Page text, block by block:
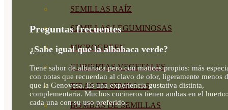
SEMILLAS RAÍZ
SEMILLAS LEGUMINOSAS
MICROGREEN
CUBIERTAS VEGETALES
TIRAS DE SEMILLAS
BOMBAS DE SEMILLAS
Preguntas frecuentes
¿Sabe igual que la albahaca verde?
Tiene sabor de albahaca pero con matices propios: más
con notas que recuerdan al clavo de olor, ligeramente menos
que la Genovesa. Es una experiencia gustativa distinta,
complementaria. Muchos cocineros tienen ambas en el huerto:
cada una con su uso preferido.